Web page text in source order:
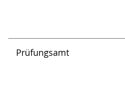
Prüfungsamt